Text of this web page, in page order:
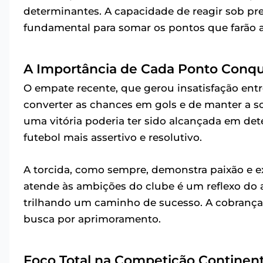
determinantes. A capacidade de reagir sob
fundamental para somar os pontos que farão
A Importância de Cada Ponto
O empate recente, que gerou insatisfação
converter as chances em gols e de manter a
uma vitória poderia ter sido alcançada em
futebol mais assertivo e resolutivo.
A torcida, como sempre, demonstra paixão e
atende às ambições do clube é um reflexo do
trilhando um caminho de sucesso. A
busca por aprimoramento.